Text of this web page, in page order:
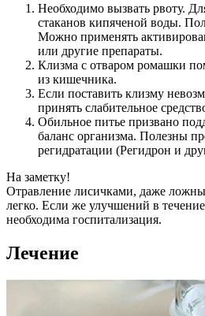
Необходимо вызвать рвоту.
стаканов кипяченой воды.
Можно применять
или другие препараты.
Клизма с отваром ромашки
из кишечника.
Если поставить клизму
принять слабительное
Обильное питье призвано
баланс организма. Полезны
регидратации (Регидрон и
На заметку!
Отравление лисичками, даже
легко. Если же улучшений в
необходима госпитализация.
Лечение